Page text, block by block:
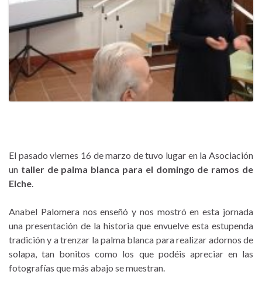
El pasado viernes 16 de marzo de tuvo lugar en la Asociación
un taller de palma blanca para el domingo de ramos de
Elche
Anabel Palomera nos enseñó y nos mostró en esta jornada
una presentación de la historia que envuelve esta estupenda
tradición y a trenzar la palma blanca para realizar adornos de
solapa, tan bonitos como los que podéis apreciar en las
fotografías que más abajo se muestran.